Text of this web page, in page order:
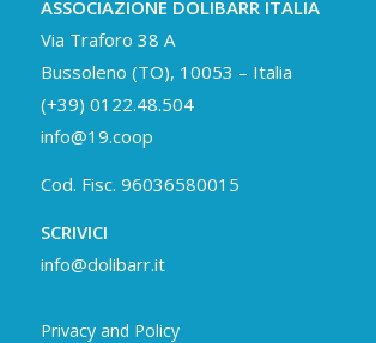
ASSOCIAZIONE DOLIBARR ITALIA
Via Traforo 38 A
Bussoleno (TO), 10053 – Italia
(+39) 0122.48.504
info@19.coop
Cod. Fisc. 96036580015
SCRIVICI
info@dolibarr.it
Privacy and Policy